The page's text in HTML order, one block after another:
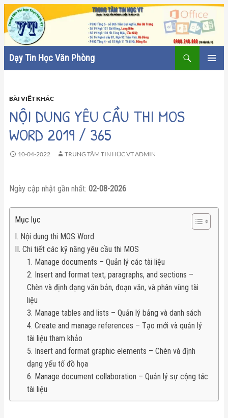
Dạy Tin Học Văn Phòng
kiếm
DUNG
BÀI VIẾT KHÁC
NỘI DUNG YÊU CẦU THI MOS
WORD 2019 / 365
10-04-2022 TRUNG TÂM TIN HỌC VT ADMIN
Ngày cập nhật gần nhất: 02-08-2026
Mục lục
I. Nội dung thi MOS Word
II. Chi tiết các kỹ năng yêu cầu thi MOS
1. Manage documents – Quản lý các tài liệu
2. Insert and format text, paragraphs, and sections –
Chèn và định dạng văn bản, đoạn văn, và phân vùng tài
liệu
3. Manage tables and lists – Quản lý bảng và danh sách
4. Create and manage references – Tạo mới và quản lý
tài liệu tham khảo
5. Insert and format graphic elements – Chèn và định
dạng yếu tố đồ họa
6. Manage document collaboration – Quản lý sự cộng tác
tài liệu